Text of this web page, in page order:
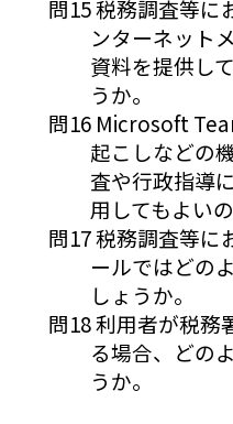
問15 税務調査等に
ンターネット
資料を提供し
うか。
問16 Microsoft
起こしなどの
査や行政指導
用してもよい
問17 税務調査等に
ールではどの
しょうか。
問18 利用者が税務
る場合、どの
うか。